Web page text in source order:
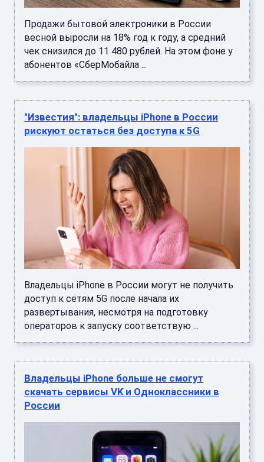
Продажи бытовой электроники в России
весной выросли на 18% год к году, а средний
чек снизился до 11 480 рублей. На этом фоне у
абонентов «СберМобайла ...
"Известия": владельцы iPhone в России
рискуют остаться без доступа к 5G
Владельцы iPhone в России могут не получить
доступ к сетям 5G после начала их
развертывания, несмотря на подготовку
операторов к запуску соответствую ...
Владельцы iPhone больше не смогут
скачать сервисы VK и Одноклассники в
России